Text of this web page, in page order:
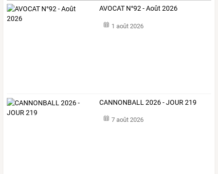
AVOCAT N°92 - Août 2026
1 août 2026
CANNONBALL 2026 - JOUR 219
7 août 2026